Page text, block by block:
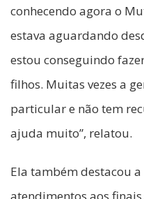
conhecendo agora o
estava aguardando
estou conseguindo
filhos. Muitas vezes a
particular e não tem
ajuda muito”, relatou.
Ela também destacou